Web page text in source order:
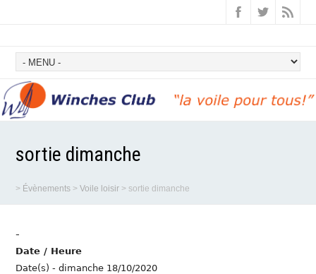
sortie dimanche
> Évènements >Voile loisir > sortie dimanche
-
Date / Heure
Date(s) - dimanche 18/10/2020